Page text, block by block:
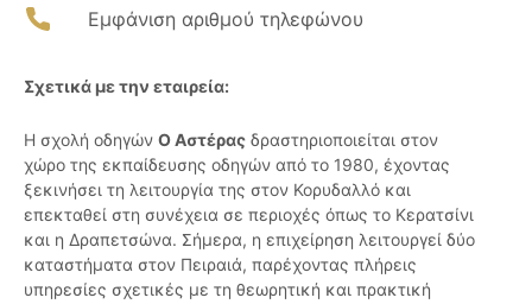
Εμφάνιση αριθμού τηλεφώνου
Σχετικά με την εταιρεία:
Η σχολή οδηγών Ο Αστέρας δραστηριοποιείται στον
χώρο της εκπαίδευσης οδηγών από το 1980, έχοντας
ξεκινήσει τη λειτουργία της στον Κορυδαλλό και
επεκταθεί στη συνέχεια σε περιοχές όπως το Κερατσίνι
και η Δραπετσώνα. Σήμερα, η επιχείρηση λειτουργεί δύο
καταστήματα στον Πειραιά, παρέχοντας πλήρεις
υπηρεσίες σχετικές με τη θεωρητική και πρακτική